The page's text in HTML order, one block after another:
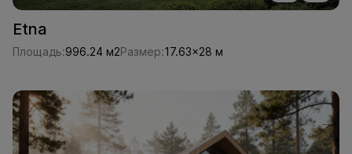
Etna
Площадь:996.24 м2Размер:17.63x28 м